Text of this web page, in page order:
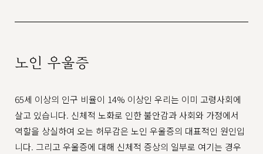
노인 우울증​
65세 이상의 인구 비율이 14% 이상인 우리는 이미 고령사회에
살고 있습니다. 신체적 노화로 인한 불안감과 사회와 가정에서
역할을 상실하여 오는 허무감은 노인 우울증의 대표적인 원인입
니다. 그리고 우울증에 대해 신체적 증상의 일부로 여기는 경우